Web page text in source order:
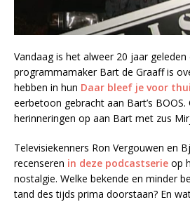
Vandaag is het alweer 20 jaar
programmamaker Bart de Graaff is
hebben in hun Daar bleef je voor
eerbetoon gebracht aan Bart’s BOOS.
herinneringen op aan Bart met zus
Televisiekenners Ron Vergouwen en
recenseren in deze podcastserie op
nostalgie. Welke bekende en minder
tand des tijds prima doorstaan? En